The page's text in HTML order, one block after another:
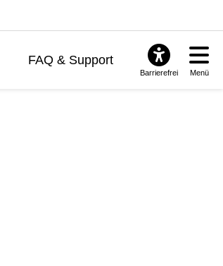
FAQ & Support
Barrierefrei Menü